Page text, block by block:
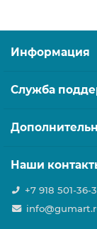
Информация
Служба
Наши
+7 918 501-36-